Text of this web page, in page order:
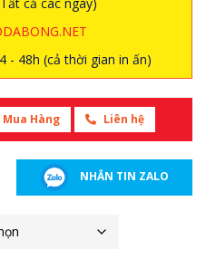
- 48h (cả thời gian in ấn)
Mua Hàng Liên hệ
NHẮN TIN ZALO